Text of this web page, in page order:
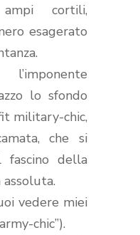
cortili,
esagerato
lo sfondo
military-chic,
che si
della
vedere miei
chic”).